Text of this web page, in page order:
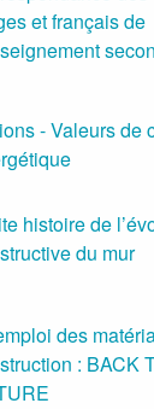
et français de
- Valeurs de
histoire de
du mur
des
: BACK